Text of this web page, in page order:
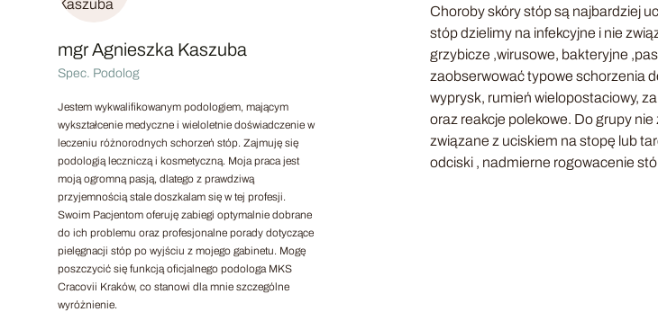
Choroby skóry stóp są najbardziej
stóp dzielimy na infekcyjne i nie
grzybicze ,wirusowe, bakteryjne
zaobserwować typowe schorzenia
wyprysk, rumień wielopostaciowy,
oraz reakcje polekowe. Do grupy
związane z uciskiem na stopę lub
odciski , nadmierne rogowacenie
mgr Agnieszka Kaszuba
Spec. Podolog
Jestem wykwalifikowanym podologiem, mającym
wykształcenie medyczne i wieloletnie doświadczenie w
leczeniu różnorodnych schorzeń stóp. Zajmuję się
podologią leczniczą i kosmetyczną. Moja praca jest
moją ogromną pasją, dlatego z prawdziwą
przyjemnością stale doszkalam się w tej profesji.
Swoim Pacjentom oferuję zabiegi optymalnie dobrane
do ich problemu oraz profesjonalne porady dotyczące
pielęgnacji stóp po wyjściu z mojego gabinetu. Mogę
poszczycić się funkcją oficjalnego podologa MKS
Cracovii Kraków, co stanowi dla mnie szczególne
wyróżnienie.